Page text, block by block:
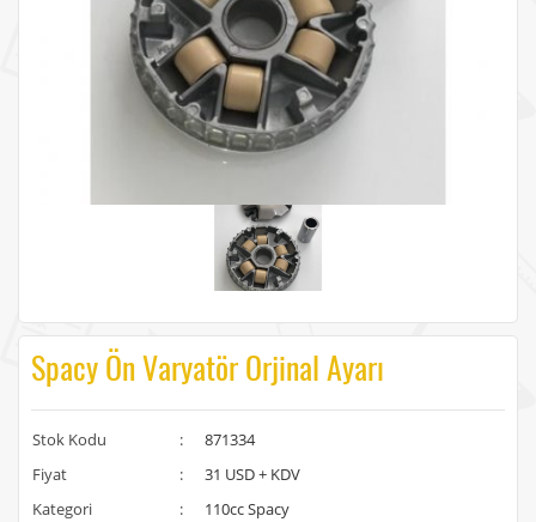
Spacy Ön Varyatör Orjinal Ayarı
Stok Kodu :
871334
Fiyat
:
31 USD + KDV
Kategori
:
110cc Spacy